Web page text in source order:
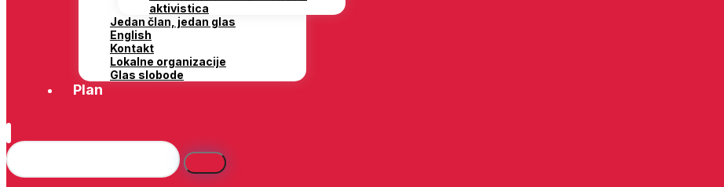
aktivistica
Jedan član, jedan glas
English
Kontakt
Lokalne organizacije
Glas slobode
Plan